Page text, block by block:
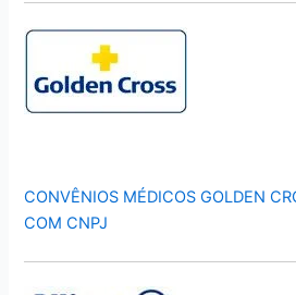
CONVÊNIOS MÉDICOS GOLDEN
COM CNPJ